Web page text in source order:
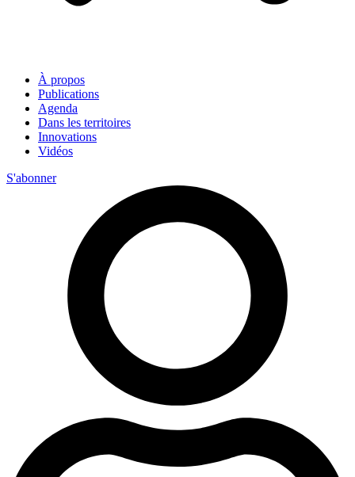
À propos
Publications
Agenda
Dans les territoires
Innovations
Vidéos
S'abonner